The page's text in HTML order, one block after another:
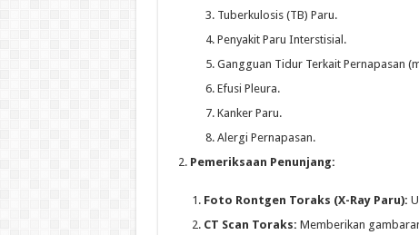
Tuberkulosis (TB) Paru.
Penyakit Paru Interstisial.
Gangguan Tidur Terkait Pernapasan
Efusi Pleura.
Kanker Paru.
Alergi Pernapasan.
Pemeriksaan Penunjang:
Foto Rontgen Toraks (X-Ray Paru):
CT Scan Toraks: Memberikan